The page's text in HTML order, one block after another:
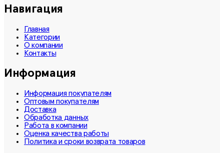
Навигация
Главная
Категории
О компании
Контакты
Информация
Информация покупателям
Оптовым покупателям
Доставка
Обработка данных
Работа в компании
Оценка качества работы
Политика и сроки возврата товаров